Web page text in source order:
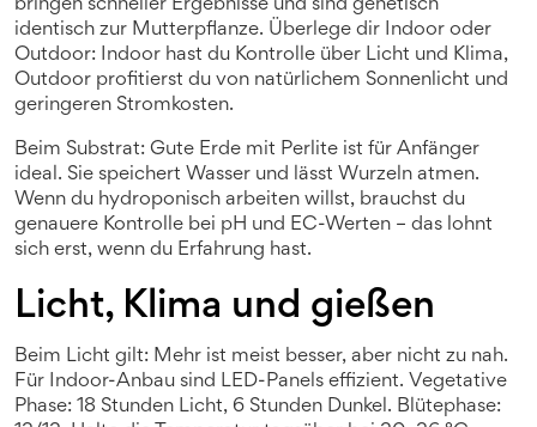
bringen schneller Ergebnisse und sind genetisch
identisch zur Mutterpflanze. Überlege dir Indoor oder
Outdoor: Indoor hast du Kontrolle über Licht und Klima,
Outdoor profitierst du von natürlichem Sonnenlicht und
geringeren Stromkosten.
Beim Substrat: Gute Erde mit Perlite ist für Anfänger
ideal. Sie speichert Wasser und lässt Wurzeln atmen.
Wenn du hydroponisch arbeiten willst, brauchst du
genauere Kontrolle bei pH und EC-Werten – das lohnt
sich erst, wenn du Erfahrung hast.
Licht, Klima und gießen
Beim Licht gilt: Mehr ist meist besser, aber nicht zu nah.
Für Indoor-Anbau sind LED-Panels effizient. Vegetative
Phase: 18 Stunden Licht, 6 Stunden Dunkel. Blütephase: